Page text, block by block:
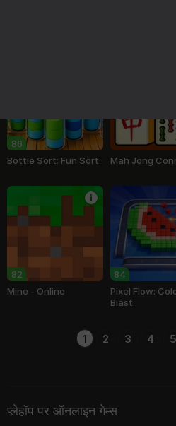
86
Bottle Sort: Fun Sort
Mah Jong
82
Mine - Online
84
Pixel Flow:
Blast
1 2 3 4 5
प्लेहॉप पर ऑनलाइन गेम्स